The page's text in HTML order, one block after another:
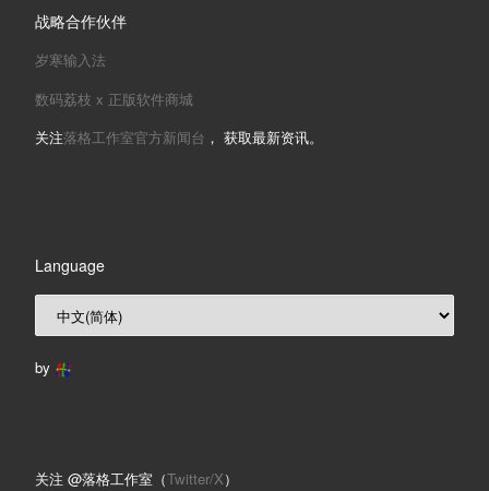
战略合作伙伴
岁寒输入法
数码荔枝 x 正版软件商城
关注落格工作室官方新闻台 ， 获取最新资讯。
Language
by
关注 @落格工作室（Twitter/X）